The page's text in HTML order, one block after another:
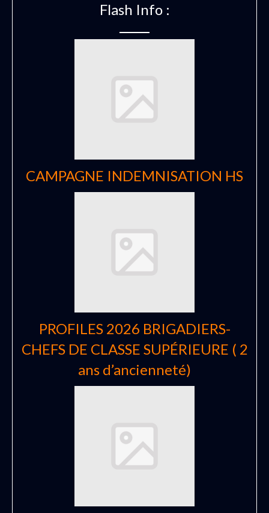
Flash Info :
CAMPAGNE INDEMNISATION HS
PROFILES 2026 BRIGADIERS-
CHEFS DE CLASSE SUPÉRIEURE ( 2
ans d’ancienneté)